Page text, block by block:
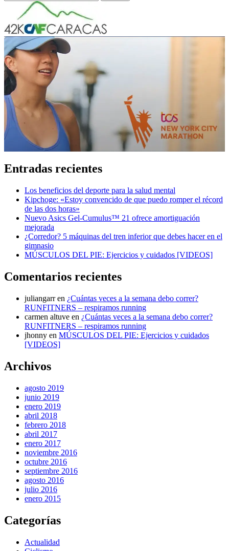
Entradas recientes
Los beneficios del deporte para la salud mental
Kipchoge: «Estoy convencido de que puedo romper el récord
de las dos horas»
Nuevo Asics Gel-Cumulus™ 21 ofrece amortiguación
mejorada
¿Corredor? 5 máquinas del tren inferior que debes hacer en el
gimnasio
MÚSCULOS DEL PIE: Ejercicios y cuidados [VIDEOS]
Comentarios recientes
juliangarren ¿Cuántas veces a la semana debo correr?
RUNFITNERS – respiramos running
carmen altuve en ¿Cuántas veces a la semana debo correr?
RUNFITNERS – respiramos running
jhonny en MÚSCULOS DEL PIE: Ejercicios y cuidados
[VIDEOS]
Archivos
agosto 2019
junio 2019
enero 2019
abril 2018
febrero 2018
abril 2017
enero 2017
noviembre 2016
octubre 2016
septiembre 2016
agosto 2016
julio 2016
enero 2015
Categorías
Actualidad